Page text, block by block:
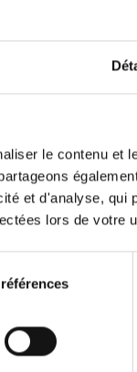
le contenu et
et d'analyse,
lors de votre
Develop
Gino Van
Digital